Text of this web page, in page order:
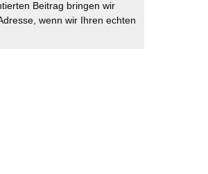
Beitrag bringen wir
wenn wir Ihren echten